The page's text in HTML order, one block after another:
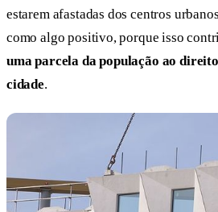
estarem afastadas dos centros
como algo positivo, porque isso
uma parcela da população ao
cidade.